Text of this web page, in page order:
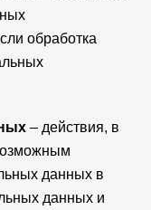
обработка
– действия, в
данных в
данных и